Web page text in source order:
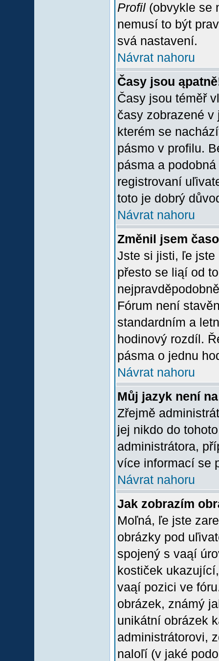
Profil (obvykle se
nemusí to být
svá nastavení.
Návrat nahoru
Časy jsou
Časy jsou téměř
časy zobrazené
kterém se
pásmo v profilu.
pásma a
registrovaní
toto je dobrý
Návrat nahoru
Změnil jsem
Jste si jisti, ľe jste
přesto se liąí od
Fórum není
standardním a
hodinový rozdíl.
pásma o jednu
Návrat nahoru
Můj jazyk není
Zřejmě
jej nikdo do
administrátora,
více informací se
Návrat nahoru
Jak zobrazím
Moľná, ľe jste
obrázky pod
spojený s vaąí
kostiček
vaąí pozici ve
obrázek, známý
unikátní obrázek
administrátorovi,
naloľí (v jaké